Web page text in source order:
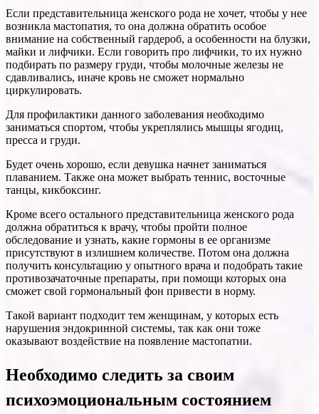
Если представительница женского рода не хочет, чтобы у нее
возникла мастопатия, то она должна обратить особое
внимание на собственный гардероб, а особенности на блузки,
майки и лифчики. Если говорить про лифчики, то их нужно
подбирать по размеру груди, чтобы молочные железы не
сдавливались, иначе кровь не сможет нормально
циркулировать.
Для профилактики данного заболевания необходимо
заниматься спортом, чтобы укреплялись мышцы ягодиц,
пресса и груди.
Будет очень хорошо, если девушка начнет заниматься
плаванием. Также она может выбрать теннис, восточные
танцы, кикбоксинг.
Кроме всего остального представительница женского рода
должна обратиться к врачу, чтобы пройти полное
обследование и узнать, какие гормоны в ее организме
присутствуют в излишнем количестве. Потом она должна
получить консультацию у опытного врача и подобрать такие
противозачаточные препараты, при помощи которых она
сможет свой гормональный фон привести в норму.
Такой вариант подходит тем женщинам, у которых есть
нарушения эндокринной системы, так как они тоже
оказывают воздействие на появление мастопатии.
Необходимо следить за своим
психоэмоциональным состоянием